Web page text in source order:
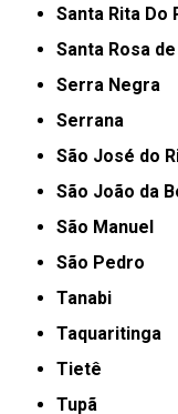
Santa Rita
Santa Rosa
Serra Negra
Serrana
São José do
São João da
São Manuel
São Pedro
Tanabi
Taquaritinga
Tietê
Tupã